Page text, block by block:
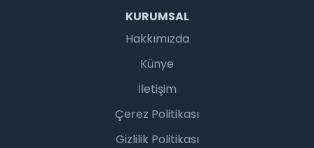
KURUMSAL
Hakkımızda
Künye
İletişim
Çerez Politikası
Gizlilik Politikası